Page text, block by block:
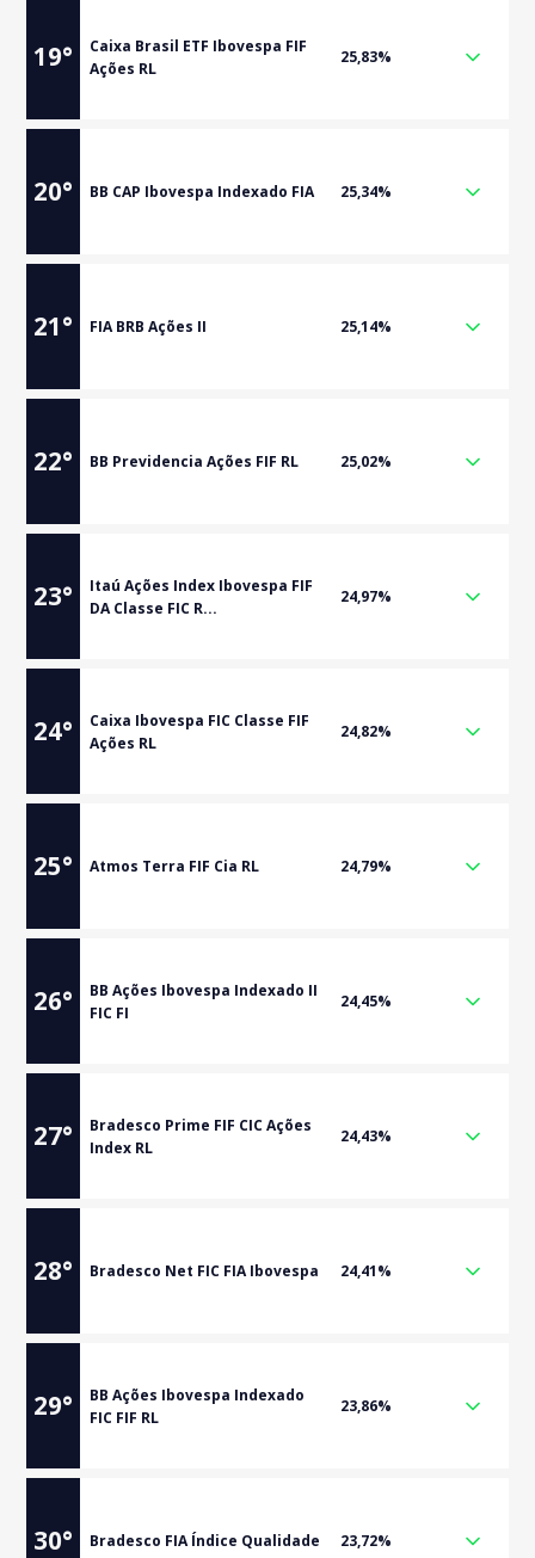
19°
Caixa Brasil ETF Ibovespa FIF
Ações RL
25,83%
20° BB CAP Ibovespa Indexado FIA 25,34%
21° FIA BRB Ações II 25,14%
22° BB Previdencia Ações FIF RL 25,02%
23°
Itaú Ações Index Ibovespa FIF
DA Classe FIC R...
24,97%
24°
Caixa Ibovespa FIC Classe FIF
Ações RL
24,82%
25° Atmos Terra FIF Cia RL 24,79%
26°
BB Ações Ibovespa Indexado II
FIC FI
24,45%
27°
Bradesco Prime FIF CIC Ações
Index RL
24,43%
28° Bradesco Net FIC FIA Ibovespa 24,41%
29°
BB Ações Ibovespa Indexado
FIC FIF RL
23,86%
30° Bradesco FIA Índice Qualidade 23,72%